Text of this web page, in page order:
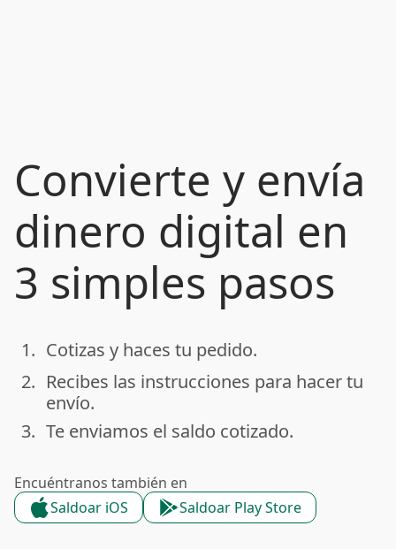
Convierte y envía
dinero digital en
3 simples pasos
done
1. Cotizas y haces tu pedido.
done
2. Recibes las instrucciones para hacer tu
envío.
done
3. Te enviamos el saldo cotizado.
Encuéntranos también en
Saldoar iOS
Saldoar Play Store